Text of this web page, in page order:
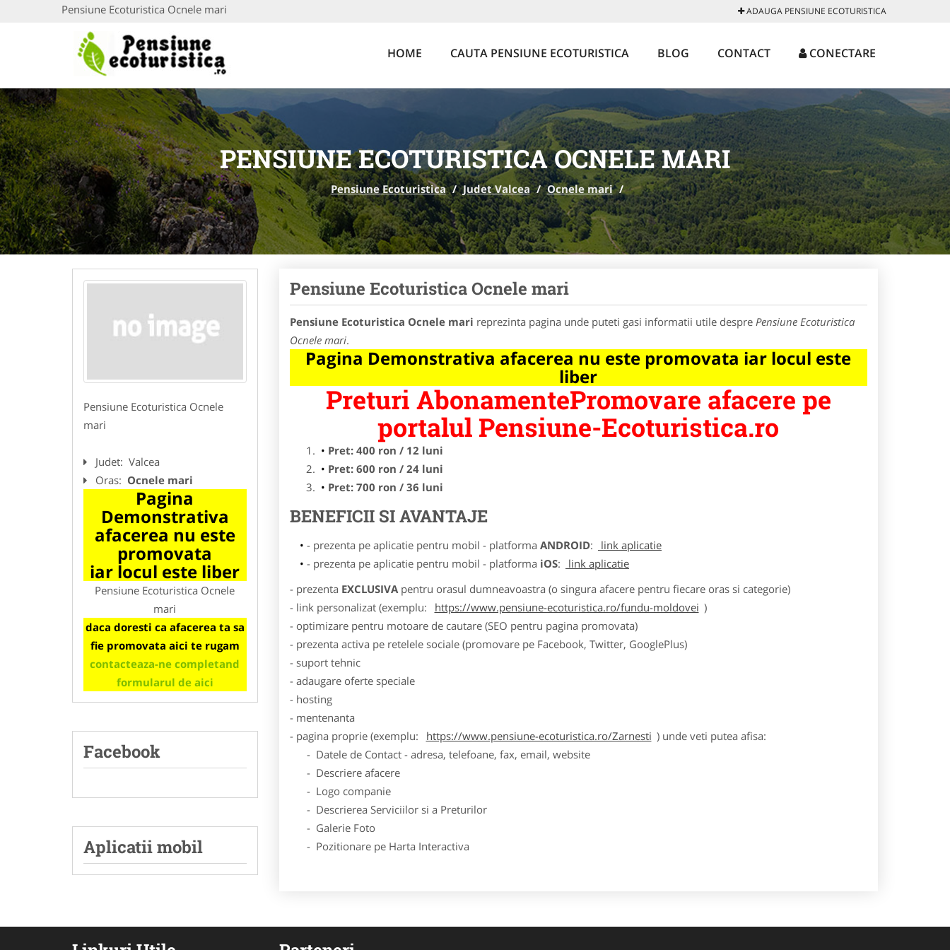
Pensiune Ecoturistica Ocnele mari ADAUGA PENSIUNE ECOTURISTICA
HOME CAUTA PENSIUNE ECOTURISTICA BLOG CONTACT CONECTARE
PENSIUNE ECOTURISTICA OCNELE MARI
Pensiune Ecoturistica / Judet Valcea / Ocnele mari /
Pensiune Ecoturistica Ocnele
mari
Judet: Valcea
Oras: Ocnele mari
Pagina
Demonstrativa
afacerea nu este
promovata
iar locul este liber
Pensiune Ecoturistica Ocnele
mari
daca doresti ca afacerea ta sa
fie promovata aici te rugam
contacteaza-ne completand
formularul de aici
Facebook
Aplicatii mobil
Pensiune Ecoturistica Ocnele mari
Pensiune Ecoturistica Ocnele mari reprezinta pagina unde puteti gasi informatii utile despre Pensiune Ecoturistica
Ocnele mari.
Pagina Demonstrativa afacerea nu este promovata iar locul este
liber
Preturi AbonamentePromovare afacere pe
portalul Pensiune-Ecoturistica.ro
Pret: 400 ron / 12 luni
Pret: 600 ron / 24 luni
Pret: 700 ron / 36 luni
BENEFICII SI AVANTAJE
- prezenta pe aplicatie pentru mobil - platforma ANDROID:
link aplicatie
- prezenta pe aplicatie pentru mobil - platforma iOS:
link aplicatie
- prezenta EXCLUSIVApentru orasul dumneavoastra (o singura afacere pentru fiecare oras si categorie)
- link personalizat (exemplu:
https://www.pensiune-ecoturistica.ro/fundu-moldovei )
- optimizare pentru motoare de cautare (SEO pentru pagina promovata)
- prezenta activa pe retelele sociale (promovare pe Facebook, Twitter, GooglePlus)
- suport tehnic
- adaugare oferte speciale
- hosting
- mentenanta
- pagina proprie (exemplu:
https://www.pensiune-ecoturistica.ro/Zarnesti ) unde veti putea afisa:
- Datele de Contact - adresa, telefoane, fax, email, website
- Descriere afacere
- Logo companie
- Descrierea Serviciilor si a Preturilor
- Galerie Foto
- Pozitionare pe Harta Interactiva